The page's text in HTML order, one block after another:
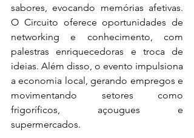
sabores, evocando memórias afetivas.
O Circuito oferece oportunidades de
networking e conhecimento, com
palestras enriquecedoras e troca de
ideias. Além disso, o evento impulsiona
a economia local, gerando empregos e
movimentando setores como
frigoríficos, açougues e
supermercados.